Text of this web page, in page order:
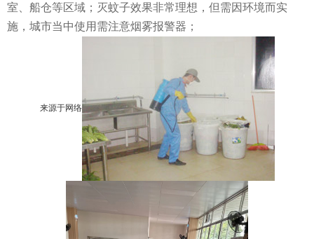
室、船仓等区域；灭蚊子效果非常理想，但需因环境而实
施，城市当中使用需注意烟雾报警器；
来源于网络